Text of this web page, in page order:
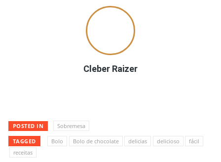
Cleber Raizer
POSTED IN Sobremesa
TAGGED Bolo Bolo de chocolate delicias delicioso
fácil
receitas